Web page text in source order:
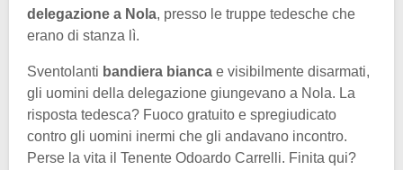
delegazione a Nola, presso le truppe tedesche che
erano di stanza lì.
Sventolanti bandiera bianca e visibilmente disarmati,
gli uomini della delegazione giungevano a Nola. La
risposta tedesca? Fuoco gratuito e spregiudicato
contro gli uomini inermi che gli andavano incontro.
Perse la vita il Tenente Odoardo Carrelli. Finita qui?